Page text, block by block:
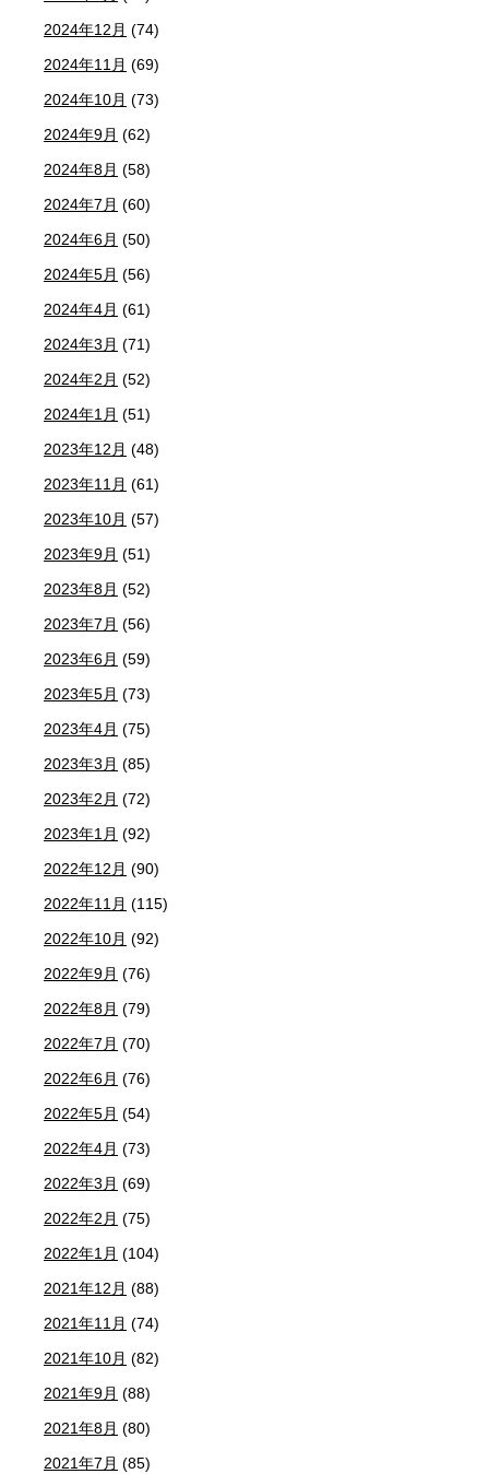
2024年12月 (74)
2024年11月 (69)
2024年10月 (73)
2024年9月 (62)
2024年8月 (58)
2024年7月 (60)
2024年6月 (50)
2024年5月 (56)
2024年4月 (61)
2024年3月 (71)
2024年2月 (52)
2024年1月 (51)
2023年12月 (48)
2023年11月 (61)
2023年10月 (57)
2023年9月 (51)
2023年8月 (52)
2023年7月 (56)
2023年6月 (59)
2023年5月 (73)
2023年4月 (75)
2023年3月 (85)
2023年2月 (72)
2023年1月 (92)
2022年12月 (90)
2022年11月 (115)
2022年10月 (92)
2022年9月 (76)
2022年8月 (79)
2022年7月 (70)
2022年6月 (76)
2022年5月 (54)
2022年4月 (73)
2022年3月 (69)
2022年2月 (75)
2022年1月 (104)
2021年12月 (88)
2021年11月 (74)
2021年10月 (82)
2021年9月 (88)
2021年8月 (80)
2021年7月 (85)